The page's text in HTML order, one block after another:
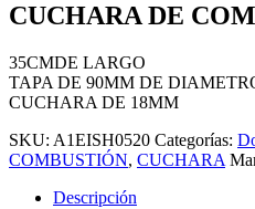
CUCHARA DE
35CMDE LARGO
TAPA DE 90MM DE
CUCHARA DE 18MM
SKU: A1EISH0520 Categorías:
COMBUSTIÓN, CUCHARA
Descripción